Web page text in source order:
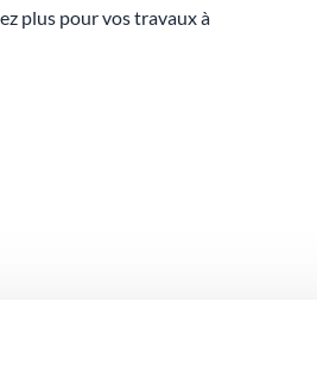
plus pour vos travaux à